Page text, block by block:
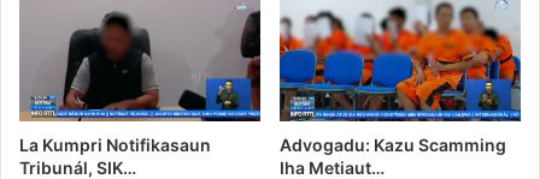
La Kumpri Notifikasaun
Tribunál, SIK…
Advogadu: Kazu Scamming
Iha Metiaut…